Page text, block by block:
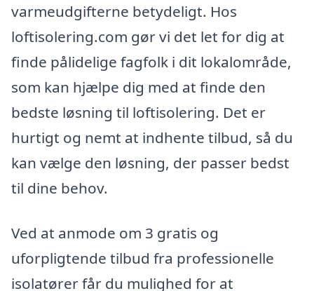
varmeudgifterne betydeligt. Hos
loftisolering.com gør vi det let for dig at
finde pålidelige fagfolk i dit lokalområde,
som kan hjælpe dig med at finde den
bedste løsning til loftisolering. Det er
hurtigt og nemt at indhente tilbud, så du
kan vælge den løsning, der passer bedst
til dine behov.
Ved at anmode om 3 gratis og
uforpligtende tilbud fra professionelle
isolatører får du mulighed for at